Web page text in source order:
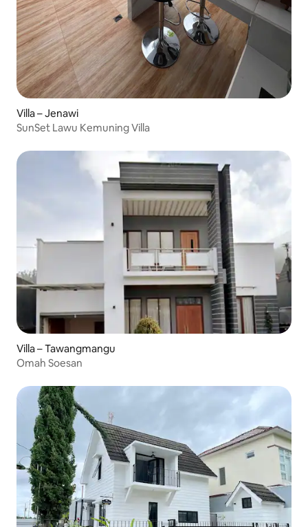
Villa – Jenawi
SunSet Lawu Kemuning Villa
Villa – Tawangmangu
Omah Soesan